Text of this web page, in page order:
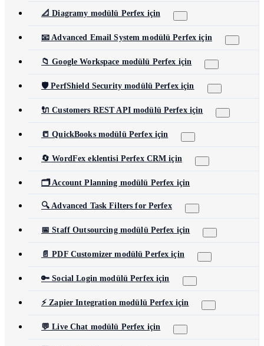
📐 Diagramy modülü Perfex için
📧 Advanced Email System modülü Perfex için
📁 Google Workspace modülü Perfex için
🛡️ PerfShield Security modülü Perfex için
🔌 Customers REST API modülü Perfex için
📒 QuickBooks modülü Perfex için
🔄 WordFex eklentisi Perfex CRM için
🗂️ Account Planning modülü Perfex için
🔍 Advanced Task Filters for Perfex
📅 Staff Outsourcing modülü Perfex için
📄 PDF Customizer modülü Perfex için
🔑 Social Login modülü Perfex için
⚡ Zapier Integration modülü Perfex için
💬 Live Chat modülü Perfex için